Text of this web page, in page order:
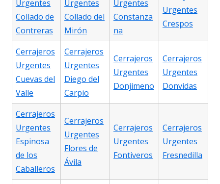
Urgentes
Collado de
Contreras
Urgentes
Collado del
Mirón
Urgentes
Constanza
na
Urgentes
Crespos
Cerrajeros
Urgentes
Cuevas del
Valle
Cerrajeros
Urgentes
Diego del
Carpio
Cerrajeros
Urgentes
Donjimeno
Cerrajeros
Urgentes
Donvidas
Cerrajeros
Urgentes
Espinosa
de los
Caballeros
Cerrajeros
Urgentes
Flores de
Ávila
Cerrajeros
Urgentes
Fontiveros
Cerrajeros
Urgentes
Fresnedilla